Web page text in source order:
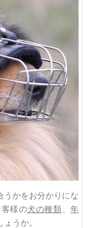
うかをお分かりにな
様の犬の種類 、年
うか。